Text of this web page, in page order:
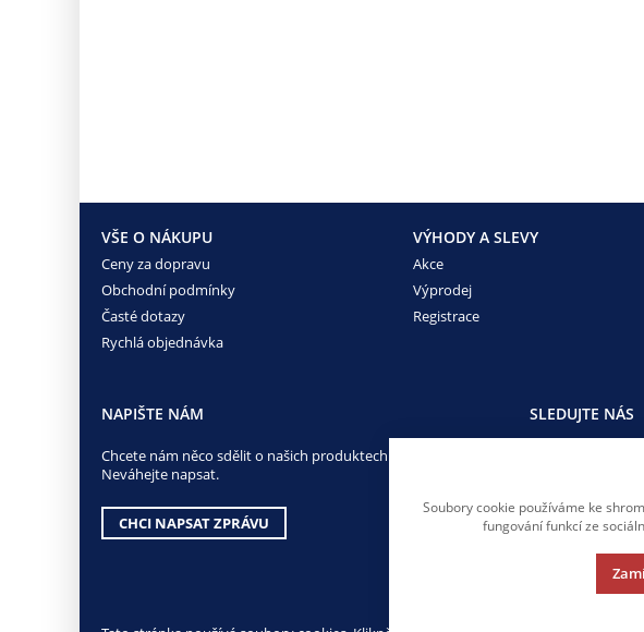
VŠE O NÁKUPU
Ceny za dopravu
Obchodní podmínky
Časté dotazy
Rychlá objednávka
VÝHODY A SLEVY
Akce
Výprodej
Registrace
NAPIŠTE NÁM
Chcete nám něco sdělit o našich produktech nebo e-shopu?
Neváhejte napsat.
CHCI NAPSAT ZPRÁVU
SLEDUJTE NÁS
Soubory cookie používáme ke
fungování funkcí ze